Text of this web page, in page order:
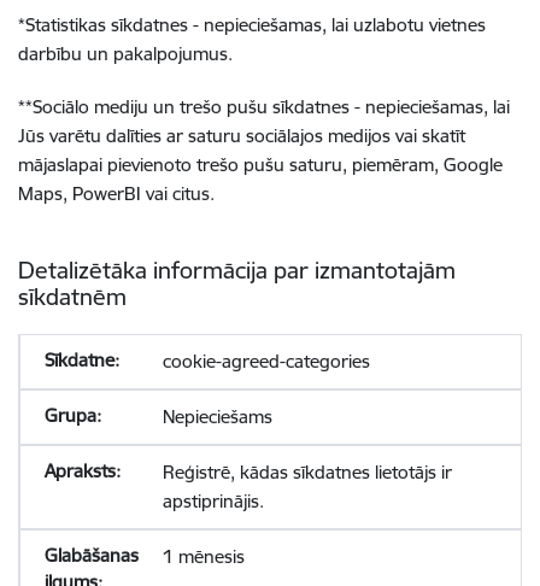
*Statistikas sīkdatnes - nepieciešamas, lai uzlabotu vietnes
darbību un pakalpojumus.
**Sociālo mediju un trešo pušu sīkdatnes - nepieciešamas, lai
Jūs varētu dalīties ar saturu sociālajos medijos vai skatīt
mājaslapai pievienoto trešo pušu saturu, piemēram, Google
Maps, PowerBI vai citus.
Detalizētāka informācija par izmantotajām
sīkdatnēm
cookie-agreed-categories
Nepieciešams
Reģistrē, kādas sīkdatnes lietotājs ir
apstiprinājis.
1 mēnesis